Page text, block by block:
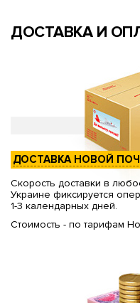
ДОСТАВКА И
ДОСТАВКА НОВОЙ
Скорость доставки в
Украине фиксируется
1-3 календарных дней.
Стоимость - по тарифам